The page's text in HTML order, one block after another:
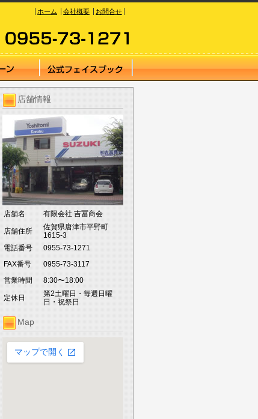
ホーム 会社概要 お問合せ
店舗情報
店舗名 有限会社 吉冨商会
店舗住所
佐賀県唐津市平野町
1615-3
電話番号
0955-73-1271
FAX番号
0955-73-3117
営業時間
8:30〜18:00
定休日
第2土曜日・毎週日曜
日・祝祭日
Map